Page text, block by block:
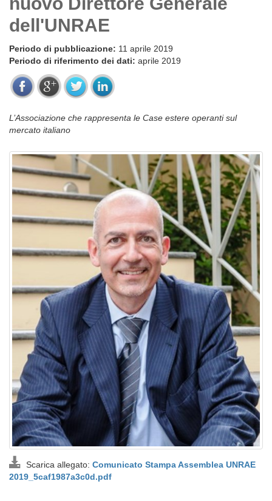
dell'UNRAE
Periodo di pubblicazione: 11 aprile 2019
Periodo di riferimento dei dati: aprile 2019
L’Associazione che rappresenta le Case estere operanti sul
mercato italiano
Scarica allegato: Comunicato Stampa Assemblea UNRAE
2019_5caf1987a3c0d.pdf